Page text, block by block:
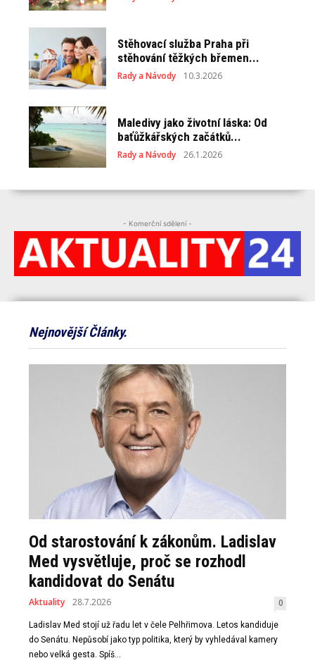
Stěhovací služba Praha při
stěhování těžkých břemen...
Rady a Návody 10.3.2026
Maledivy jako životní láska: Od
baťůžkářských začátků...
Rady a Návody 26.1.2026
- Komerční sdělení -
Nejnovější Články.
Od starostování k zákonům. Ladislav
Med vysvětluje, proč se rozhodl
kandidovat do Senátu
Aktuality 28.7.2026 0
Ladislav Med stojí už řadu let v čele Pelhřimova. Letos kandiduje
do Senátu. Nepůsobí jako typ politika, který by vyhledával kamery
nebo velká gesta. Spíš...